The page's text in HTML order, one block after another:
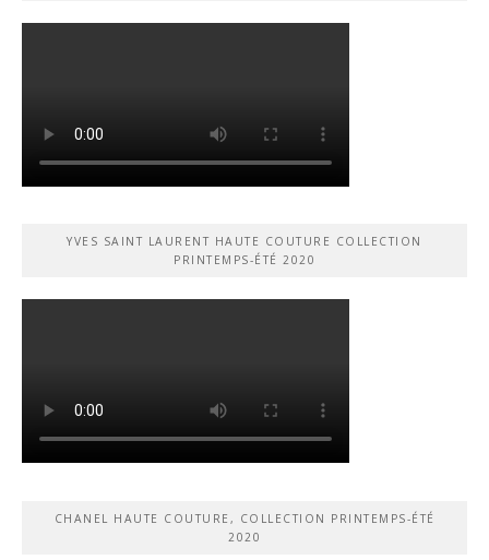
YVES SAINT LAURENT HAUTE COUTURE COLLECTION
PRINTEMPS-ÉTÉ 2020
CHANEL HAUTE COUTURE, COLLECTION PRINTEMPS-ÉTÉ
2020